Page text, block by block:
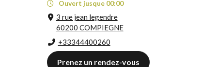
Ouvert jusque 00:00
3 rue jean legendre
60200 COMPIEGNE
+33344400260
Prenez un rendez-vous